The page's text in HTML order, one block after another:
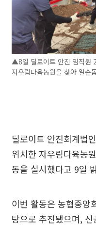
▲8일 딜로이트 안진 임직원
자우림다육농원을 찾아 일손
딜로이트 안진회계법
위치한 자우림다육농
동을 실시했다고 9일
이번 활동은 농협중앙
탕으로 추진됐으며,